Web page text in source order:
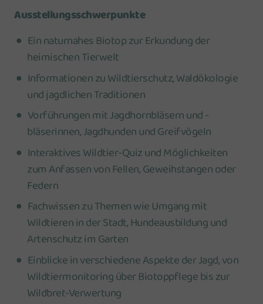
Ausstellungsschwerpunkte
Ein naturnahes Biotop zur Erkundung der
heimischen Tierwelt
Informationen zu Wildtierschutz, Waldökologie
und jagdlichen Traditionen
Vorführungen mit Jagdhornbläsern und -
bläserinnen, Jagdhunden und Greifvögeln
Interaktives Wildtier-Quiz und Möglichkeiten
zum Anfassen von Fellen, Geweihstangen oder
Federn
Fachwissen zu Themen wie Umgang mit
Wildtieren in der Stadt, Hundeausbildung und
Artenschutz im Garten
Einblicke in verschiedene Aspekte der Jagd, von
Wildtiermonitoring über Biotoppflege bis zur
Wildbret-Verwertung